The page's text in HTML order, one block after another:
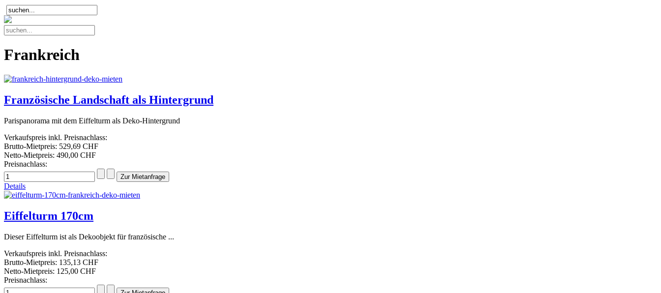
Frankreich
Französische Landschaft als Hintergrund
Parispanorama mit dem Eiffelturm als Deko-Hintergrund
Verkaufspreis inkl. Preisnachlass:
Brutto-Mietpreis: 529,69 CHF
Netto-Mietpreis: 490,00 CHF
Preisnachlass:
Details
Eiffelturm 170cm
Dieser Eiffelturm ist als Dekoobjekt für französische ...
Verkaufspreis inkl. Preisnachlass:
Brutto-Mietpreis: 135,13 CHF
Netto-Mietpreis: 125,00 CHF
Preisnachlass: